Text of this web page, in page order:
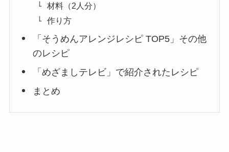
材料（2人分）
作り方
「そうめんアレンジレシピ TOP5」その他
のレシピ
「めざましテレビ」で紹介されたレシピ
まとめ